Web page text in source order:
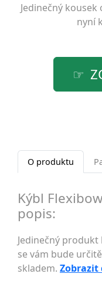
Jedinečný
nyní
O produktu
Kýbl
popis:
Jedinečný produkt
se vám bude
skladem. Zobrazit